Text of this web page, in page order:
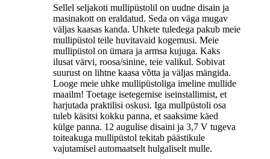
Sellel seljakoti mullipüstolil on uudne disain ja
masinakott on eraldatud. Seda on väga mugav
väljas kaasas kanda. Uhkete tuledega pakub meie
mullipüstol teile huvitavaid kogemusi. Meie
mullipüstol on ümara ja armsa kujuga. Kaks
ilusat värvi, roosa/sinine, teie valikul. Sobivat
suurust on lihtne kaasa võtta ja väljas mängida.
Looge meie uhke mullipüstoliga imeline mullide
maailm! Toetage isetegemise iseinstallimist, et
harjutada praktilisi oskusi. Iga mullpüstoli osa
tuleb käsitsi kokku panna, et saaksime käed
külge panna. 12 augulise disaini ja 3,7 V tugeva
toiteakuga mullipüstol tekitab päästikule
vajutamisel automaatselt hulgaliselt mulle.